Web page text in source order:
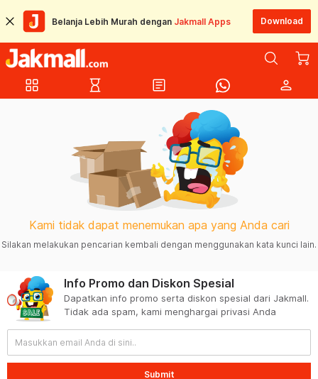
Belanja Lebih Murah dengan Jakmall Apps Download
grid_view hourglass_empty article person
Kami tidak dapat menemukan apa yang Anda cari
Silakan melakukan pencarian kembali dengan menggunakan kata kunci lain.
Info Promo dan Diskon Spesial
Dapatkan info promo serta diskon spesial dari Jakmall.
Tidak ada spam, kami menghargai privasi Anda
Submit